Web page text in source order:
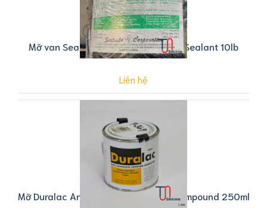
Mỡ van Sealweld #5050 Ball Valve Sealant 10lb
Liên hệ
Mỡ Duralac Anti-Corrosive Jointing Compound 250ml